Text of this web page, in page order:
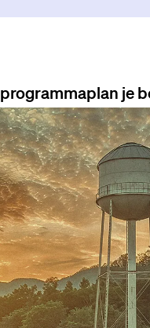
programmaplan je